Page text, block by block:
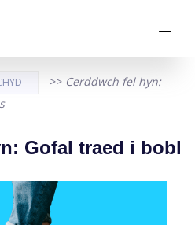
>> Cerddwch fel hyn:
Gofal traed i bobl